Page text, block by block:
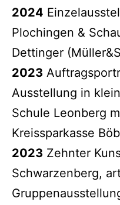
2024
Plochingen &
Dettinger
2023
Ausstellung in
Schule Leonberg
Kreissparkasse
2023 Zehnter
Schwarzenberg,